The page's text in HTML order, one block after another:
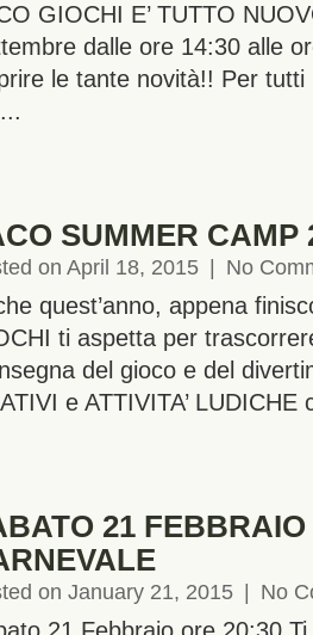
GIOCHI E’ TUTTO
dalle ore 14:30 alle
le tante novità!! Per
SUMMER CAMP
on April 18, 2015 No
quest’anno, appena
ti aspetta per
del gioco e del
e ATTIVITA’
21 FEBBRAIO
on January 21, 2015 No